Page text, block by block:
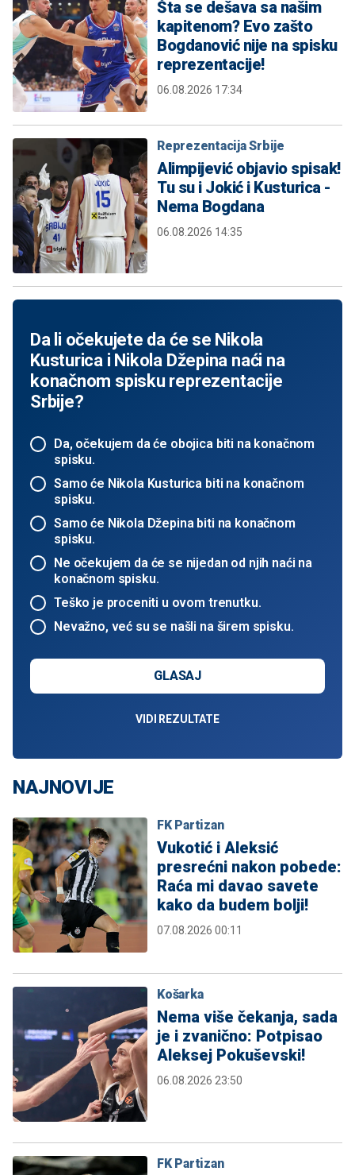
Šta se dešava sa našim
kapitenom? Evo zašto
Bogdanović nije na spisku
reprezentacije!
06.08.2026 17:34
Reprezentacija Srbije
Alimpijević objavio spisak!
Tu su i Jokić i Kusturica -
Nema Bogdana
06.08.2026 14:35
Da li očekujete da će se Nikola
Kusturica i Nikola Džepina naći na
konačnom spisku reprezentacije
Srbije?
Da, očekujem da će obojica biti na konačnom
spisku.
Samo će Nikola Kusturica biti na konačnom
spisku.
Samo će Nikola Džepina biti na konačnom
spisku.
Ne očekujem da će se nijedan od njih naći na
konačnom spisku.
Teško je proceniti u ovom trenutku.
Nevažno, već su se našli na širem spisku.
GLASAJ
VIDI REZULTATE
NAJNOVIJE
FK Partizan
Vukotić i Aleksić
presrećni nakon pobede:
Raća mi davao savete
kako da budem bolji!
07.08.2026 00:11
Košarka
Nema više čekanja, sada
je i zvanično: Potpisao
Aleksej Pokuševski!
06.08.2026 23:50
FK Partizan